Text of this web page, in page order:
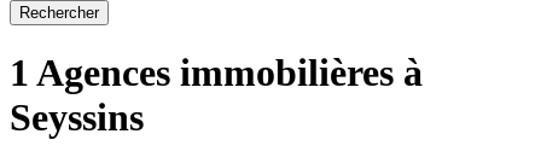
Rechercher
1 Agences immobilières à
Seyssins